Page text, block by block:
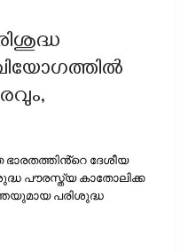
ദേശീയ
പൗരസ്ത്യ കാതോലിക്ക
പരിശുദ്ധ